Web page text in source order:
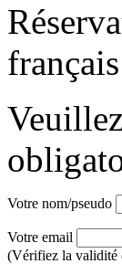
français
Votre nom/pseudo
Votre email
(Vérifiez la validité